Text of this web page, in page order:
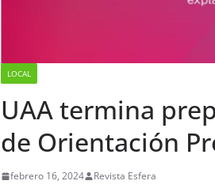
LOCAL
UAA termina
de Orientación
febrero 16, 2024 Revista Esfera